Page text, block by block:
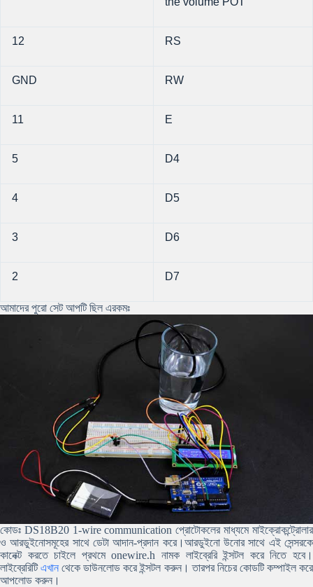
12 RS
GND RW
11 E
5 D4
4 D5
3 D6
2 D7
আমাদের পুরো সেট আপটি ছিল এরকমঃ
কোডঃ DS18B20 1-wire communication প্রোটোকলের মাধ্যমে মাইক্রোকন্ট্রোলার
ও আরডুইনোসমূহের সাথে ডেটা আদান-প্রদান করে।আরডুইনো উনোর সাথে এই সেন্সরকে
কানেক্ট করতে চাইলে প্রথমে onewire.h নামক লাইব্রেরি ইন্সটল করে নিতে হবে।
লাইব্রেরিটিএখান থেকে ডাউনলোড করে ইন্সটল করুন। তারপর নিচের কোডটি কম্পাইল করে
আপলোড করুন।